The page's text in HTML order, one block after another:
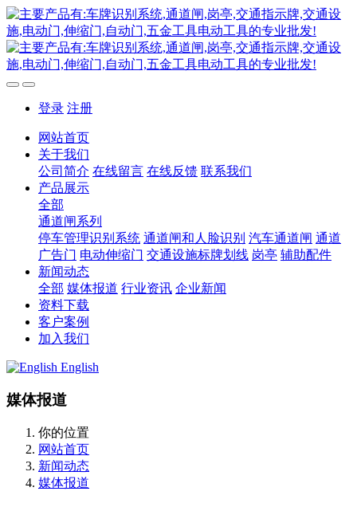
登录 注册
网站首页
关于我们
公司简介 在线留言 在线反馈 联系我们
产品展示
全部
通道闸系列
停车管理识别系统 通道闸和人脸识别 汽车通道闸 通道
广告门 电动伸缩门 交通设施标牌划线 岗亭 辅助配件
新闻动态
全部 媒体报道 行业资讯 企业新闻
资料下载
客户案例
加入我们
English
媒体报道
你的位置
网站首页
新闻动态
媒体报道